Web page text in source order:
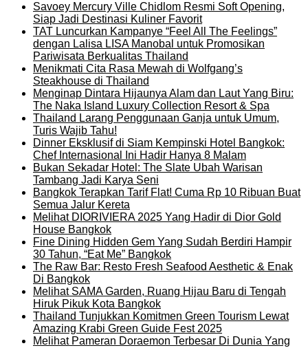
Savoey Mercury Ville Chidlom Resmi Soft Opening,
Siap Jadi Destinasi Kuliner Favorit
TAT Luncurkan Kampanye “Feel All The Feelings”
dengan Lalisa LISA Manobal untuk Promosikan
Pariwisata Berkualitas Thailand
Menikmati Cita Rasa Mewah di Wolfgang’s
Steakhouse di Thailand
Menginap Dintara Hijaunya Alam dan Laut Yang Biru:
The Naka Island Luxury Collection Resort & Spa
Thailand Larang Penggunaan Ganja untuk Umum,
Turis Wajib Tahu!
Dinner Eksklusif di Siam Kempinski Hotel Bangkok:
Chef Internasional Ini Hadir Hanya 8 Malam
Bukan Sekadar Hotel: The Slate Ubah Warisan
Tambang Jadi Karya Seni
Bangkok Terapkan Tarif Flat! Cuma Rp 10 Ribuan Buat
Semua Jalur Kereta
Melihat DIORIVIERA 2025 Yang Hadir di Dior Gold
House Bangkok
Fine Dining Hidden Gem Yang Sudah Berdiri Hampir
30 Tahun, “Eat Me” Bangkok
The Raw Bar: Resto Fresh Seafood Aesthetic & Enak
Di Bangkok
Melihat SAMA Garden, Ruang Hijau Baru di Tengah
Hiruk Pikuk Kota Bangkok
Thailand Tunjukkan Komitmen Green Tourism Lewat
Amazing Krabi Green Guide Fest 2025
Melihat Pameran Doraemon Terbesar Di Dunia Yang